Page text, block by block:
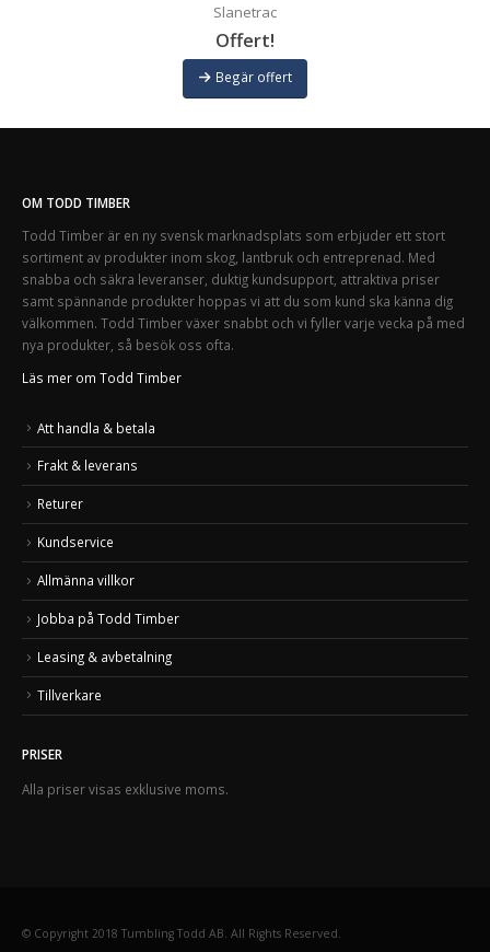
Slanetrac
Offert!
Begär offert
OM TODD TIMBER
Todd Timber är en ny svensk marknadsplats som erbjuder ett stort
sortiment av produkter inom skog, lantbruk och entreprenad. Med
snabba och säkra leveranser, duktig kundsupport, attraktiva priser
samt spännande produkter hoppas vi att du som kund ska känna dig
välkommen. Todd Timber växer snabbt och vi fyller varje vecka på med
nya produkter, så besök oss ofta.
Läs mer om Todd Timber
Att handla & betala
Frakt & leverans
Returer
Kundservice
Allmänna villkor
Jobba på Todd Timber
Leasing & avbetalning
Tillverkare
PRISER
Alla priser visas exklusive moms.
© Copyright 2018 Tumbling Todd AB. All Rights Reserved.